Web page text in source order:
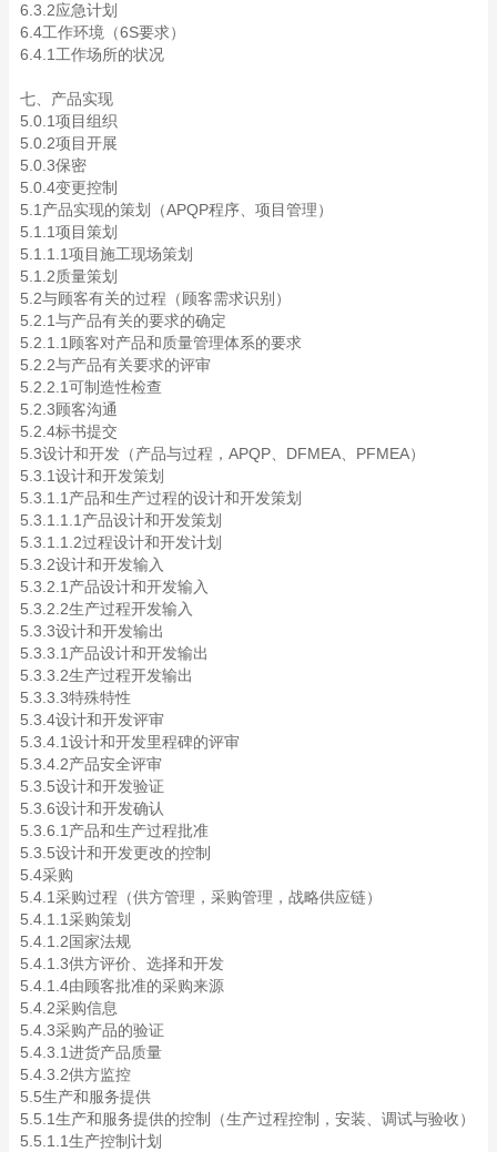
6.3.2应急计划
6.4工作环境（6S要求）
6.4.1工作场所的状况
七、产品实现
5.0.1项目组织
5.0.2项目开展
5.0.3保密
5.0.4变更控制
5.1产品实现的策划（APQP程序、项目管理）
5.1.1项目策划
5.1.1.1项目施工现场策划
5.1.2质量策划
5.2与顾客有关的过程（顾客需求识别）
5.2.1与产品有关的要求的确定
5.2.1.1顾客对产品和质量管理体系的要求
5.2.2与产品有关要求的评审
5.2.2.1可制造性检查
5.2.3顾客沟通
5.2.4标书提交
5.3设计和开发（产品与过程，APQP、DFMEA、PFMEA）
5.3.1设计和开发策划
5.3.1.1产品和生产过程的设计和开发策划
5.3.1.1.1产品设计和开发策划
5.3.1.1.2过程设计和开发计划
5.3.2设计和开发输入
5.3.2.1产品设计和开发输入
5.3.2.2生产过程开发输入
5.3.3设计和开发输出
5.3.3.1产品设计和开发输出
5.3.3.2生产过程开发输出
5.3.3.3特殊特性
5.3.4设计和开发评审
5.3.4.1设计和开发里程碑的评审
5.3.4.2产品安全评审
5.3.5设计和开发验证
5.3.6设计和开发确认
5.3.6.1产品和生产过程批准
5.3.5设计和开发更改的控制
5.4采购
5.4.1采购过程（供方管理，采购管理，战略供应链）
5.4.1.1采购策划
5.4.1.2国家法规
5.4.1.3供方评价、选择和开发
5.4.1.4由顾客批准的采购来源
5.4.2采购信息
5.4.3采购产品的验证
5.4.3.1进货产品质量
5.4.3.2供方监控
5.5生产和服务提供
5.5.1生产和服务提供的控制（生产过程控制，安装、调试与验收）
5.5.1.1生产控制计划